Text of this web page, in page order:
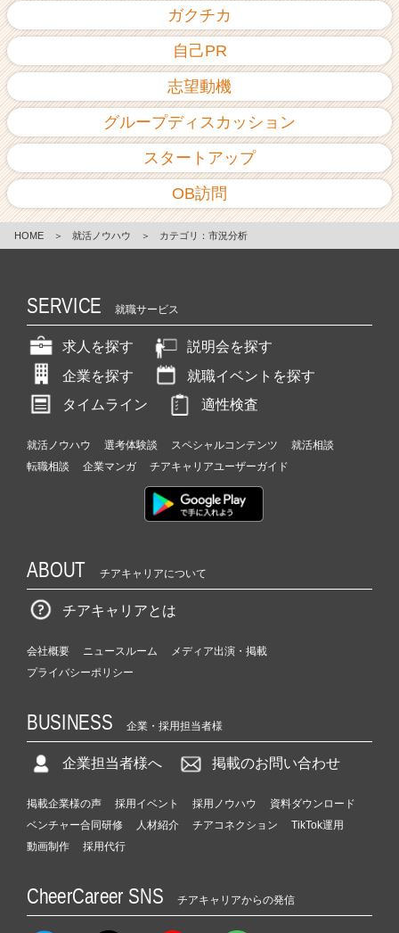
ガクチカ
自己PR
志望動機
グループディスカッション
スタートアップ
OB訪問
HOME ＞ 就活ノウハウ ＞ カテゴリ：市況分析
SERVICE 就職サービス
求人を探す
説明会を探す
企業を探す
就職イベントを探す
タイムライン
適性検査
就活ノウハウ 選考体験談 スペシャルコンテンツ
就活相談
転職相談
企業マンガ チアキャリアユーザーガイド
ABOUT チアキャリアについて
チアキャリアとは
会社概要 ニュースルーム
メディア出演・掲載
プライバシーポリシー
BUSINESS 企業・採用担当者様
企業担当者様へ 掲載のお問い合わせ
掲載企業様の声 採用イベント 採用ノウハウ
資料ダウンロード
ベンチャー合同研修
人材紹介 チアコネクション
TikTok運用
動画制作
採用代行
CheerCareer SNS チアキャリアからの発信